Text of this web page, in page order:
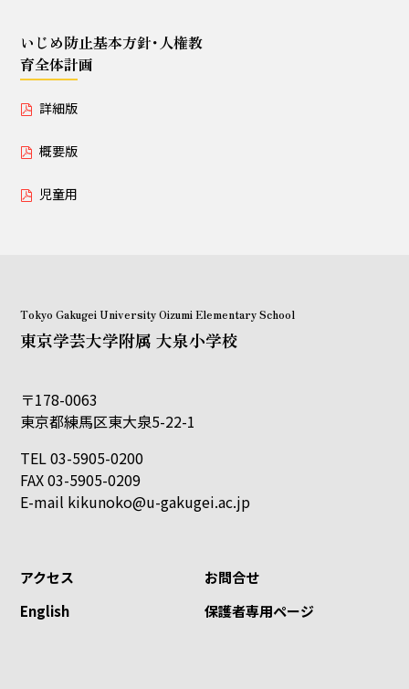
いじめ防止基本方針･人権教育全体計画
詳細版
児童用
いじめ防止基本方針･人権教
育全体計画
詳細版
概要版
児童用
Tokyo Gakugei University Oizumi Elementary School
東京学芸大学附属 大泉小学校
〒178-0063
東京都練馬区東大泉5-22-1
TEL 03-5905-0200
FAX 03-5905-0209
E-mail kikunoko@u-gakugei.ac.jp
アクセス
お問合せ
English
保護者専用ページ